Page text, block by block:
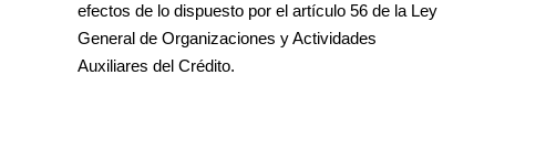
efectos de lo dispuesto por el artículo 56 de la Ley
General de Organizaciones y Actividades
Auxiliares del Crédito.